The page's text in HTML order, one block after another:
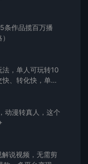
条作品揽百万播
，单人可玩转10
、转化快，单店
动漫转真人，这个
说视频，无需剪